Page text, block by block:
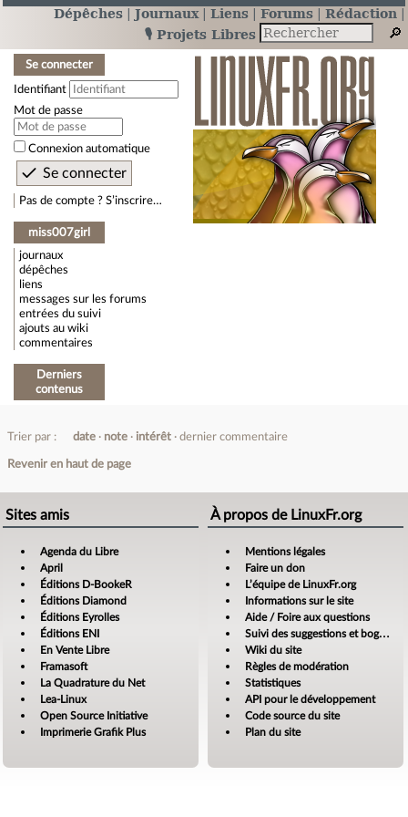
Dépêches Journaux Liens Forums
Rédaction
🎙️ Projets Libres
Se connecter
Identifiant
Mot de passe
Connexion automatique
Pas de compte ? S’inscrire…
miss007girl
journaux
dépêches
liens
messages sur les forums
entrées du suivi
ajouts au wiki
commentaires
Derniers
contenus
Trier par : date note intérêt dernier commentaire
Revenir en haut de page
Sites amis
Agenda du Libre
April
Éditions D-BookeR
Éditions Diamond
Éditions Eyrolles
Éditions ENI
En Vente Libre
Framasoft
La Quadrature du Net
Lea-Linux
Open Source Initiative
Imprimerie Grafik Plus
À propos de LinuxFr.org
Mentions légales
Faire un don
L’équipe de LinuxFr.org
Informations sur le site
Aide / Foire aux questions
Suivi des suggestions et bogues
Wiki du site
Règles de modération
Statistiques
API pour le développement
Code source du site
Plan du site